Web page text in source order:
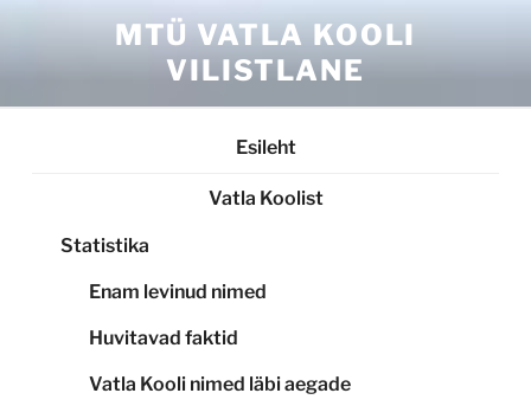
MTÜ VATLA KOOLI
VILISTLANE
Esileht
Vatla Koolist
Statistika
Enam levinud nimed
Huvitavad faktid
Vatla Kooli nimed läbi aegade